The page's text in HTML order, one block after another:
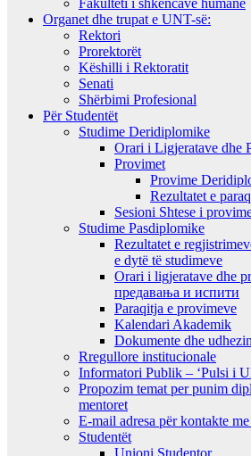
Organet dhe trupat e UNT-së:
Rektori
Prorektorët
Këshilli i Rektoratit
Senati
Shërbimi Profesional
Për Studentët
Studime Deridiplomike
Orari i Ligjeratave dhe
Provimet
Provime
Rezultatet e
Sesioni Shtese i
Studime Pasdiplomike
Rezultatet e
e dytë të studimeve
Orari i ligjeratave dhe
предавањa и испити
Paraqitja e provimeve
Kalendari Akademik
Dokumente dhe
Rregullore institucionale
Informatori Publik – ‘Pulsi i
Propozim temat per punim
mentoret
E-mail adresa për kontakte
Studentët
Unioni Studentor